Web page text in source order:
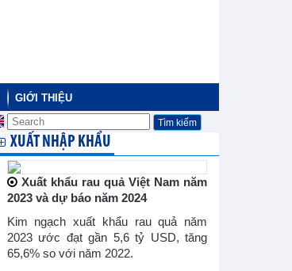
GIỚI THIỆU
XUẤT NHẬP KHẨU
Xuất khẩu rau quả Việt Nam năm
2023 và dự báo năm 2024
Kim ngạch xuất khẩu rau quả năm
2023 ước đạt gần 5,6 tỷ USD, tăng
65,6% so với năm 2022.